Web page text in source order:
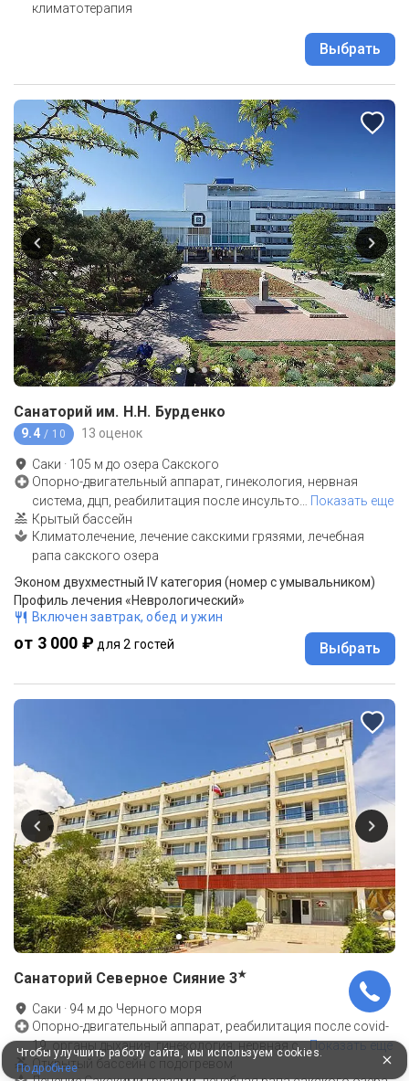
климатотерапия
Выбрать
Санаторий им. Н.Н. Бурденко
9.4 / 10 13 оценок
Саки · 105 м до озера Сакского
Опорно-двигательный аппарат, гинекология, нервная
система, дцп, реабилитация после инсульто
Показать еще
Крытый бассейн
Климатолечение, лечение сакскими грязями, лечебная
рапа сакского озера
Эконом двухместный IV категория (номер с умывальником)
Профиль лечения «Неврологический»
Включен завтрак, обед и ужин
от 3 000 ₽ для 2 гостей Выбрать
Санаторий Северное Сияние 3★
Саки · 94 м до Черного моря
Опорно-двигательный аппарат, реабилитация после covid-
19, органы дыхания, гинекология, нервная с…Показать еще
Открытый бассейн с подогревом
Чтобы улучшить работу сайта, мы используем cookies.
Подробнее